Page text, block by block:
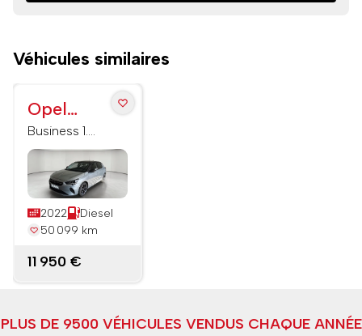
Véhicules similaires
Opel
Corsa
Business 1.5
Diesel 100ch
2022
Diesel
50 099 km
11 950 €
PLUS DE 9500 VÉHICULES VENDUS CHAQUE ANNÉE